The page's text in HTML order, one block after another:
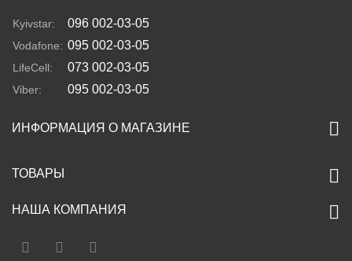
Kyivstar: 096 002-03-05
Vodafone: 095 002-03-05
LifeCell: 073 002-03-05
Viber: 095 002-03-05
ИНФОРМАЦИЯ О МАГАЗИНЕ
ТОВАРЫ
НАША КОМПАНИЯ